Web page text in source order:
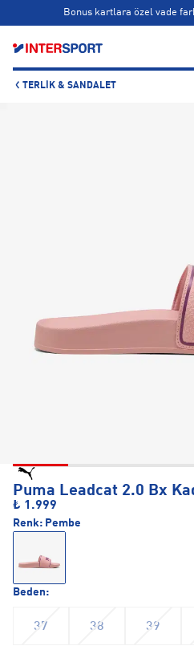
Bonus kartlara özel vade
Bonus kartlara özel vade
TERLIK & SANDALET
Puma Leadcat 2.0 Bx
₺ 1.999
Beden:
37 38 39
Renk: Pembe